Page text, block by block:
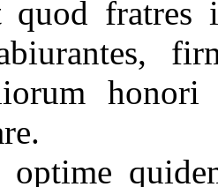
quod fratres
honori
optime